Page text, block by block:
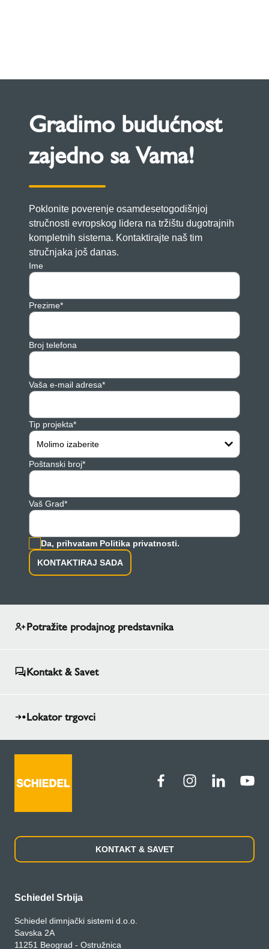
Gradimo budućnost
zajedno sa Vama!
Poklonite poverenje osamdesetogodišnjoj
stručnosti evropskog lidera na tržištu dugotrajnih
kompletnih sistema. Kontaktirajte naš tim
stručnjaka još danas.
Ime
Prezime*
Broj telefona
Vaša e-mail adresa*
Tip projekta*
Molimo izaberite
Poštanski broj*
Vaš Grad*
Da, prihvatam Politika privatnosti.
KONTAKTIRAJ SADA
Potražite prodajnog predstavnika
Kontakt & Savet
Lokator trgovci
KONTAKT & SAVET
Schiedel Srbija
Schiedel dimnjački sistemi d.o.o.
Savska 2A
11251 Beograd - Ostružnica